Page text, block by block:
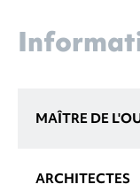
MAÎTRE DE
ARCHITECTES